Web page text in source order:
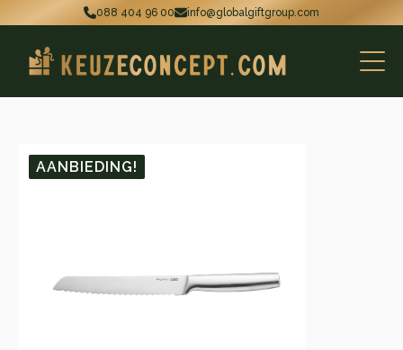
088 404 96 00 info@globalgiftgroup.com
AANBIEDING!